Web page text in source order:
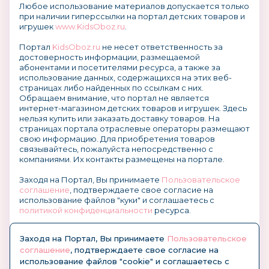
Любое использование материалов допускается только
при наличии гиперссылки на портал детских товаров и
игрушекwww.KidsOboz.ru
Портал KidsOboz.ru не несет ответственность за
достоверность информации, размещаемой
абонентами и посетителями ресурса, а также за
использование данных, содержащихся на этих веб-
страницах либо найденных по ссылкам с них.
Обращаем внимание, что портал не является
интернет-магазином детских товаров и игрушек. Здесь
нельзя купить или заказать доставку товаров. На
страницах портала отраслевые операторы размещают
свою информацию. Для приобретения товаров
связывайтесь, пожалуйста непосредственно с
компаниями. Их контакты размещены на портале.
Заходя на Портал, Вы принимаете Пользовательское
соглашение , подтверждаете свое согласие на
использование файлов "куки" и соглашаетесь с
политикой конфиденциальности ресурса.
Заходя на Портал, Вы принимаете Пользовательское
соглашение, подтверждаете свое согласие на
использование файлов "cookie" и соглашаетесь с